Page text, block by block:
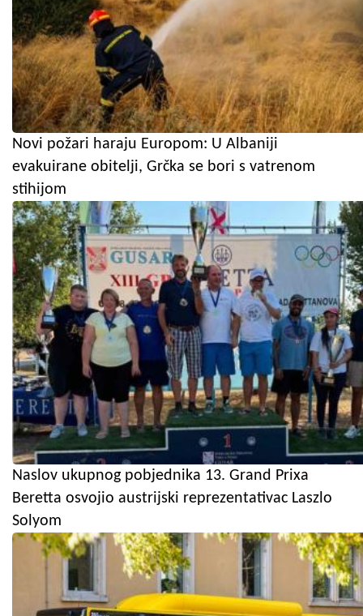
Novi požari haraju Europom: U Albaniji
evakuirane obitelji, Grčka se bori s vatrenom
stihijom
Naslov ukupnog pobjednika 13. Grand Prixa
Beretta osvojio austrijski reprezentativac Laszlo
Solyom